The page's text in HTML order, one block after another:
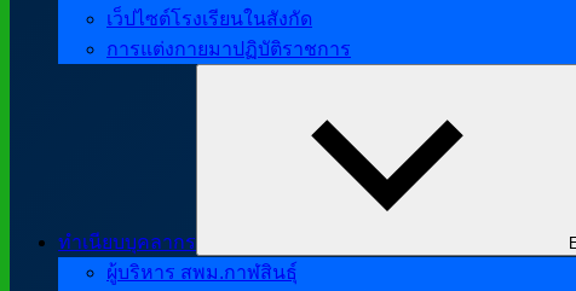
เว็ปไซต์โรงเรียนในสังกัด
การแต่งกายมาปฏิบัติราชการ
ทำเนียบบุคลากร
ผู้บริหาร สพม.กาฬสินธุ์